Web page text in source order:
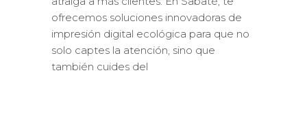
ofrecemos soluciones innovadoras de
impresión digital ecológica para que no
solo captes la atención, sino que
también cuides del